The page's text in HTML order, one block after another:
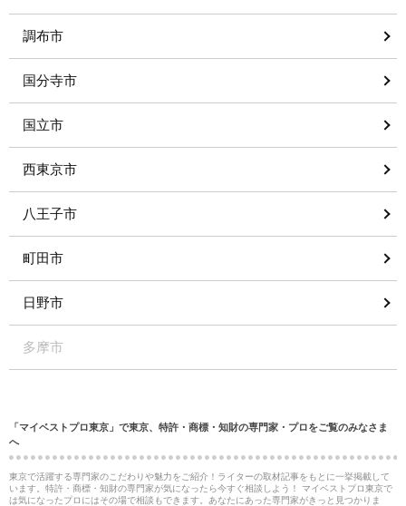
調布市
国分寺市
国立市
西東京市
八王子市
町田市
日野市
多摩市
「マイベストプロ東京」で東京、特許・商標・知財の専門家・プロをご覧のみなさま
へ
東京で活躍する専門家のこだわりや魅力をご紹介！ライターの取材記事をもとに一挙掲載して
います。特許・商標・知財の専門家が気になったら今すぐ相談しよう！ マイベストプロ東京で
は気になったプロにはその場で相談もできます。あなたにあった専門家がきっと見つかりま